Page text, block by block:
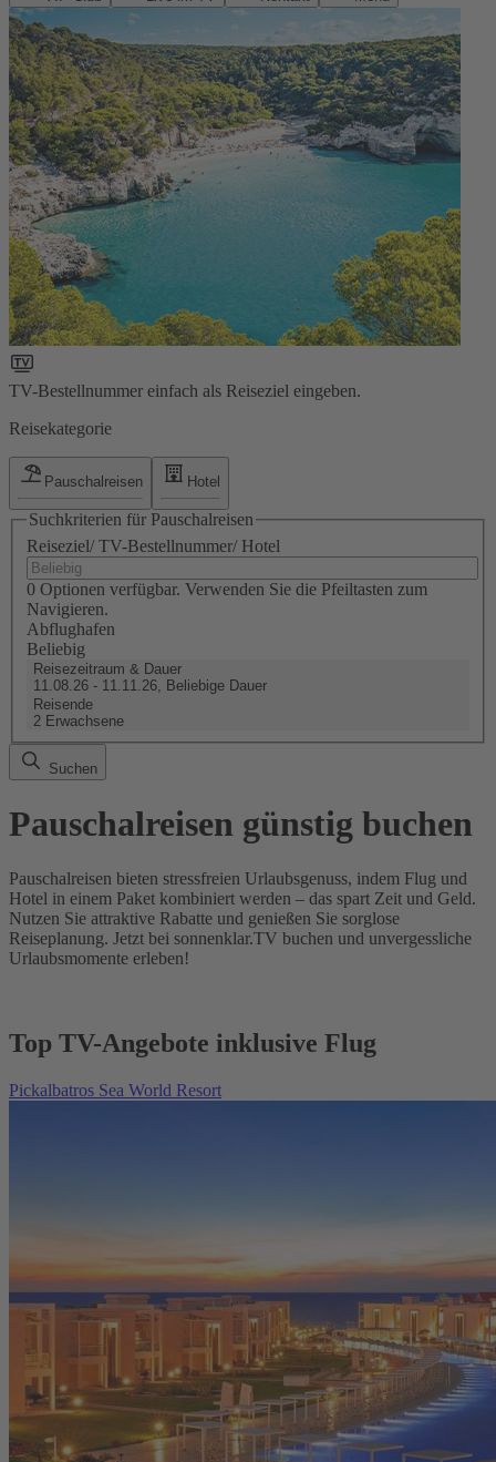
TV-Bestellnummer einfach als Reiseziel eingeben.
Reisekategorie
Pauschalreisen Hotel
Suchkriterien für Pauschalreisen
Reiseziel/ TV-Bestellnummer/ Hotel
0 Optionen verfügbar. Verwenden Sie die Pfeiltasten zum
Navigieren.
Abflughafen
Beliebig
Reisezeitraum & Dauer
11.08.26 - 11.11.26, Beliebige Dauer
Reisende
2 Erwachsene
Suchen
Pauschalreisen günstig buchen
Pauschalreisen bieten stressfreien Urlaubsgenuss, indem Flug und
Hotel in einem Paket kombiniert werden – das spart Zeit und Geld.
Nutzen Sie attraktive Rabatte und genießen Sie sorglose
Reiseplanung. Jetzt bei sonnenklar.TV buchen und unvergessliche
Urlaubsmomente erleben!
Top TV-Angebote inklusive Flug
Pickalbatros Sea World Resort